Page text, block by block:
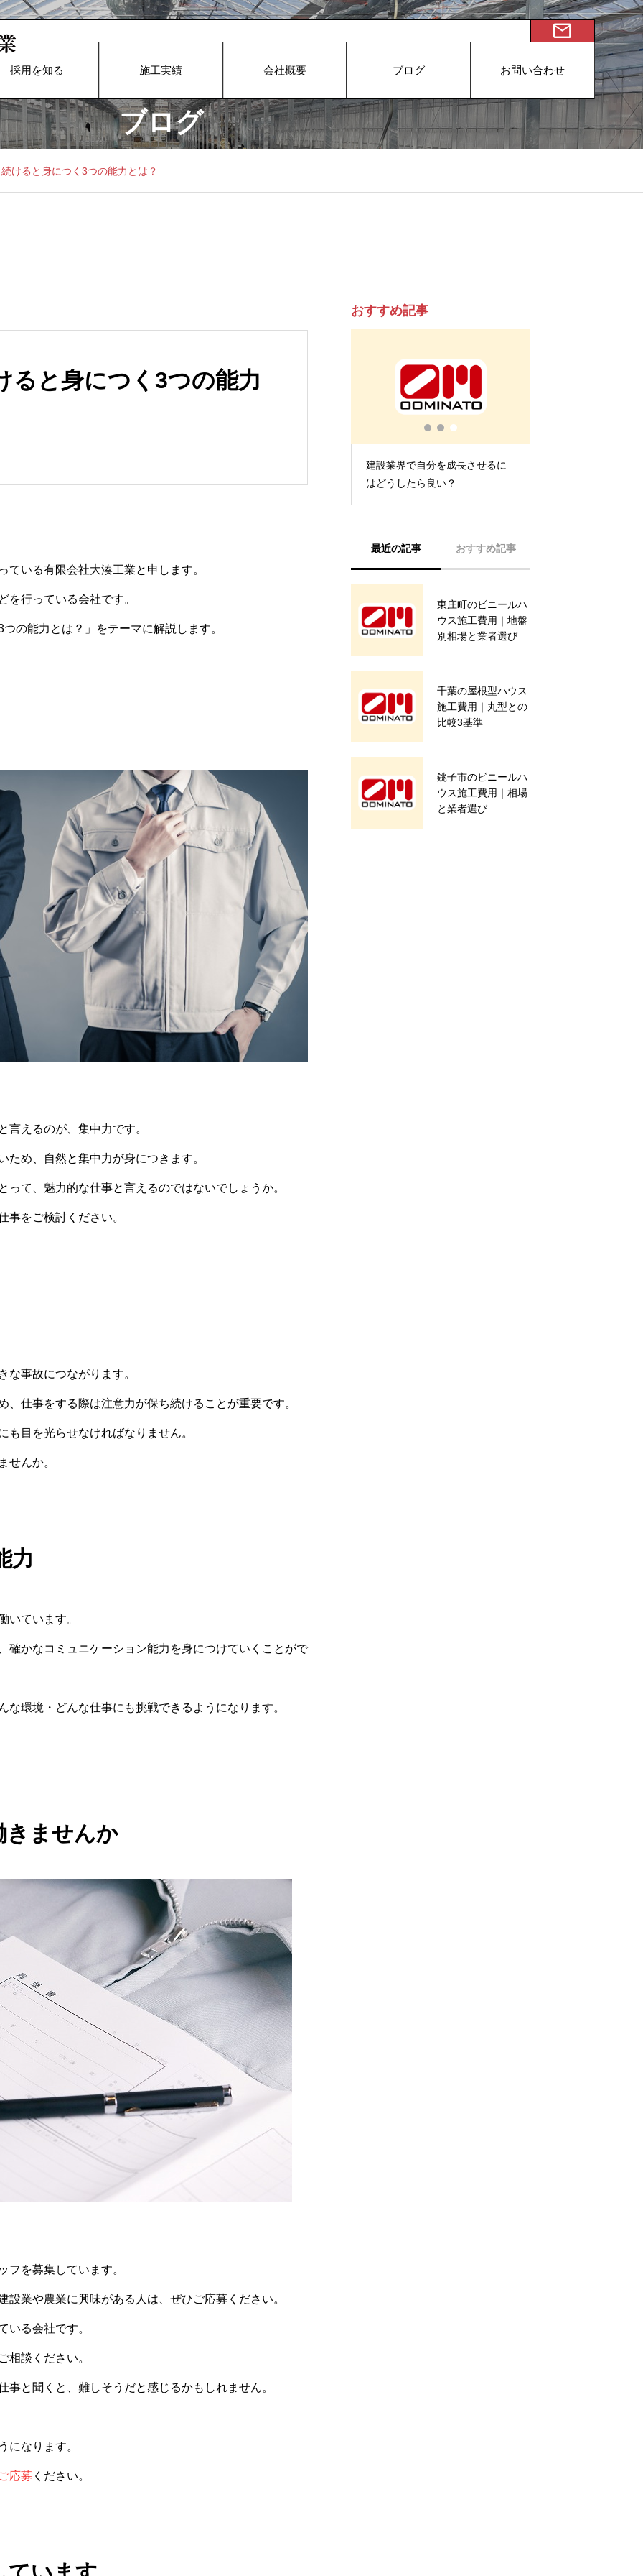
mail
採用を知る 施工実績 会社概要 ブログ お問い合わせ
ブログ
けると身につく3つの能力とは？
ると身につく3つの能力
いる有限会社大湊工業と申します。
を行っている会社です。
の能力とは？」をテーマに解説します。
言えるのが、集中力です。
め、自然と集中力が身につきます。
て、魅力的な仕事と言えるのではないでしょうか。
事をご検討ください。
な事故につながります。
仕事をする際は注意力が保ち続けることが重要です。
目を光らせなければなりません。
せんか。
力
いています。
確かなコミュニケーション能力を身につけていくことがで
環境・どんな仕事にも挑戦できるようになります。
きませんか
フを募集しています。
業や農業に興味がある人は、ぜひご応募ください。
いる会社です。
相談ください。
と聞くと、難しそうだと感じるかもしれません。
になります。
応募 ください。
おすすめ記事
特徴
建設業界で自分を成長させるに
はどうしたら良い？
最近の記事 おすすめ記事
東庄町のビニールハ
ウス施工費用｜地盤
別相場と業者選び
千葉の屋根型ハウス
施工費用｜丸型との
比較3基準
銚子市のビニールハ
ウス施工費用｜相場
と業者選び
ビニールハウスの修
理は自分でやっても
いいの？
千葉で農業施設の施
工なら評判が良い会
社の選び方や失敗し
千葉の農業ハウス増
設・増棟費用｜
100〜500万円の相